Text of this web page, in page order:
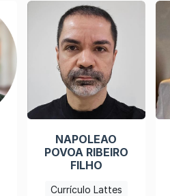
NAPOLEAO
POVOA RIBEIRO
FILHO
Currículo Lattes